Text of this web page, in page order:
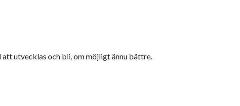
utvecklas och bli, om möjligt ännu bättre.